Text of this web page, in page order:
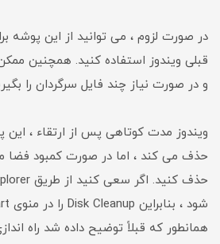
در صورت لزوم ، می توانید از این پوشه
قبلی ویندوز استفاده کنید. همچنین
و در صورت نیاز چند فایل سرگردان را
ویندوز مدت کوتاهی پس از ارتقاء ، این
حذف می کند ، اما در صورت کمبود فضا
همانطور که قبلاً توضیح داده شد راه